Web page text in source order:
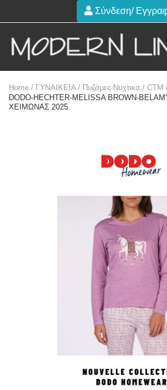
Σύνδεση/
Home / ΓΥΝΑΙΚΕΙΑ / Πυζάμες-Νυχτικα / CTM
DODO-HECHTER-MELISSA BROWN-
ΧΕΙΜΩΝΑΣ 2025